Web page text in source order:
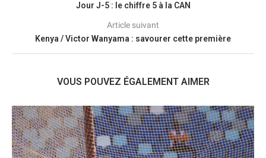
Jour J-5 : le chiffre 5 à la CAN
Article suivant
Kenya / Victor Wanyama : savourer cette première
VOUS POUVEZ ÉGALEMENT AIMER